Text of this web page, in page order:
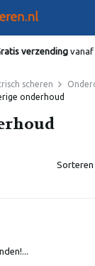
verzendingvanaf
scheren
onderhoud
Sorteren